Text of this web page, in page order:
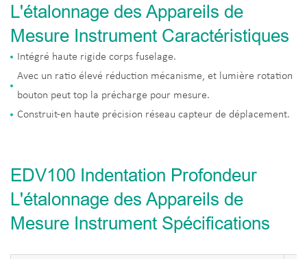
L'étalonnage des Appareils de
Mesure Instrument Caractéristiques
Intégré haute rigide corps fuselage.
Avec un ratio élevé réduction mécanisme, et lumière rotation
bouton peut top la précharge pour mesure.
Construit-en haute précision réseau capteur de déplacement.
EDV100 Indentation Profondeur
L'étalonnage des Appareils de
Mesure Instrument Spécifications